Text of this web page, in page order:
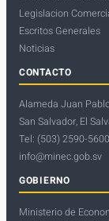
Legislacion
Escritos Generales
Noticias
CONTACTO
Alameda Juan
San Salvador, El
Tel: (503) 2590-5600
info@minec.gob.sv
GOBIERNO
Ministerio de